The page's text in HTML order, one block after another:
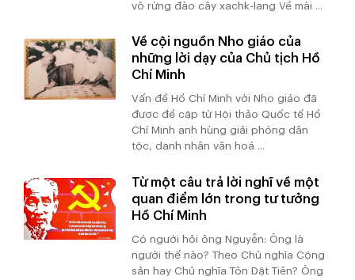
vô rừng đào cây xachk-lang Về mài ...
Về cội nguồn Nho giáo của
những lời dạy của Chủ tịch Hồ
Chí Minh
Vấn đề Hồ Chí Minh với Nho giáo đã
được đề cập từ Hội thảo Quốc tế Hồ
Chí Minh anh hùng giải phóng dân
tộc, danh nhân văn hoá ...
Từ một câu trả lời nghĩ về một
quan điểm lớn trong tư tưởng
Hồ Chí Minh
Có người hỏi ông Nguyễn: Ông là
người thế nào? Theo Chủ nghĩa Cộng
sản hay Chủ nghĩa Tôn Dật Tiên? Ông